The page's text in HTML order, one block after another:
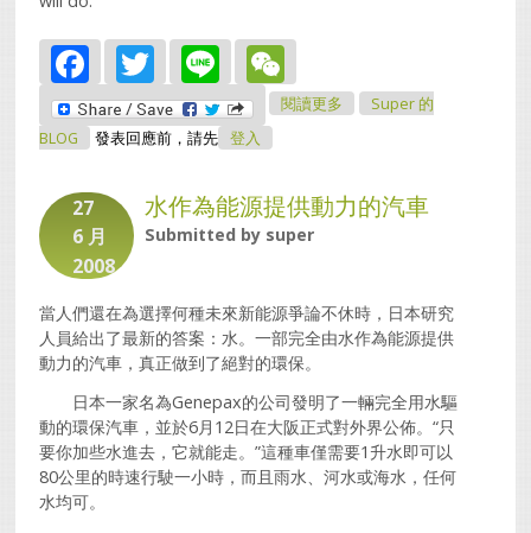
Facebook
Twitter
Line
閱讀更多關於Water Offers The
Automobile Of Power
Super 的
BLOG
發表回應前，請先 登入
27
6 月
2008
水作為能源提供動力的汽車
Submitted by super
當人們還在為選擇何種未來新能源爭論不休時，日本研究
人員給出了最新的答案：水。一部完全由水作為能源提供
動力的汽車，真正做到了絕對的環保。
日本一家名為Genepax的公司發明了一輛完全用水驅
動的環保汽車，並於6月12日在大阪正式對外界公佈。“只
要你加些水進去，它就能走。”這種車僅需要1升水即可以
80公里的時速行駛一小時，而且雨水、河水或海水，任何
水均可。